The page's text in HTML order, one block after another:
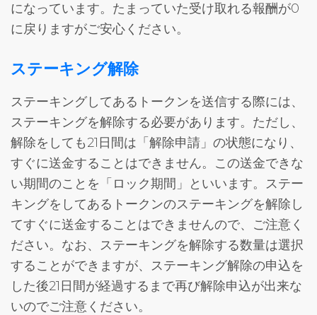
になっています。たまっていた受け取れる報酬が0
に戻りますがご安心ください。
ステーキング解除
ステーキングしてあるトークンを送信する際には、
ステーキングを解除する必要があります。ただし、
解除をしても21日間は「解除申請」の状態になり、
すぐに送金することはできません。この送金できな
い期間のことを「ロック期間」といいます。ステー
キングをしてあるトークンのステーキングを解除し
てすぐに送金することはできませんので、ご注意く
ださい。なお、ステーキングを解除する数量は選択
することができますが、ステーキング解除の申込を
した後21日間が経過するまで再び解除申込が出来な
いのでご注意ください。